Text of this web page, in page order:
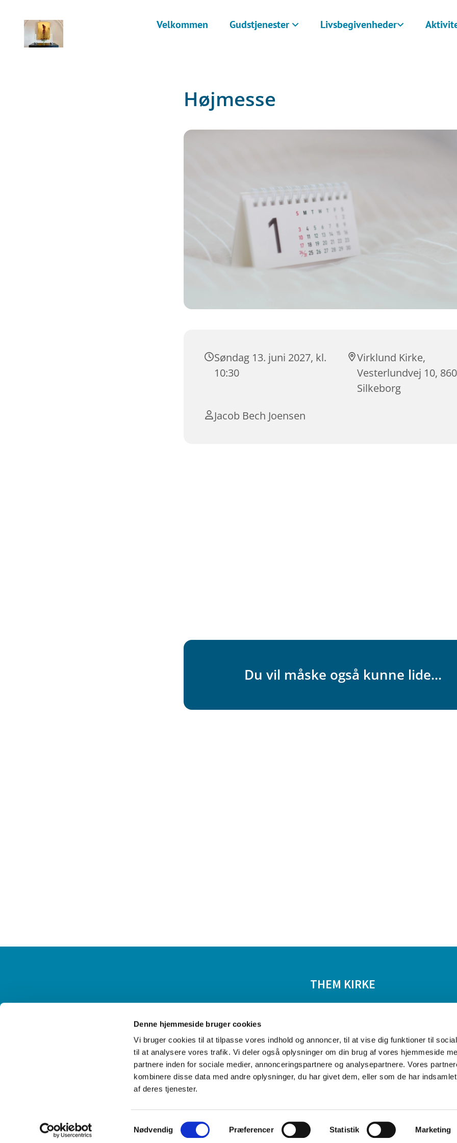
Denne hjemmeside bruger cookies
Vi bruger cookies til at tilpasse vores indhold og annoncer, til at vise dig funktioner til
til at analysere vores trafik. Vi deler også oplysninger om din brug af vores hjemmeside
partnere inden for sociale medier, annonceringspartnere og analysepartnere. Vores
kombinere disse data med andre oplysninger, du har givet dem, eller som de har
af deres tjenester.
Samtykkevalg
Nødvendig Præferencer Statistik Marketing
Velkommen Gudstjenester Livsbegivenheder
Højmesse
Søndag 13. juni 2027, kl.
10:30
Virklund Kirke,
Vesterlundvej 10,
Silkeborg
Jacob Bech Joensen
Du vil måske også kunne lide...
THEM KIRKE